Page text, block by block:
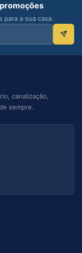
a sua casa.
canalização,
sempre.